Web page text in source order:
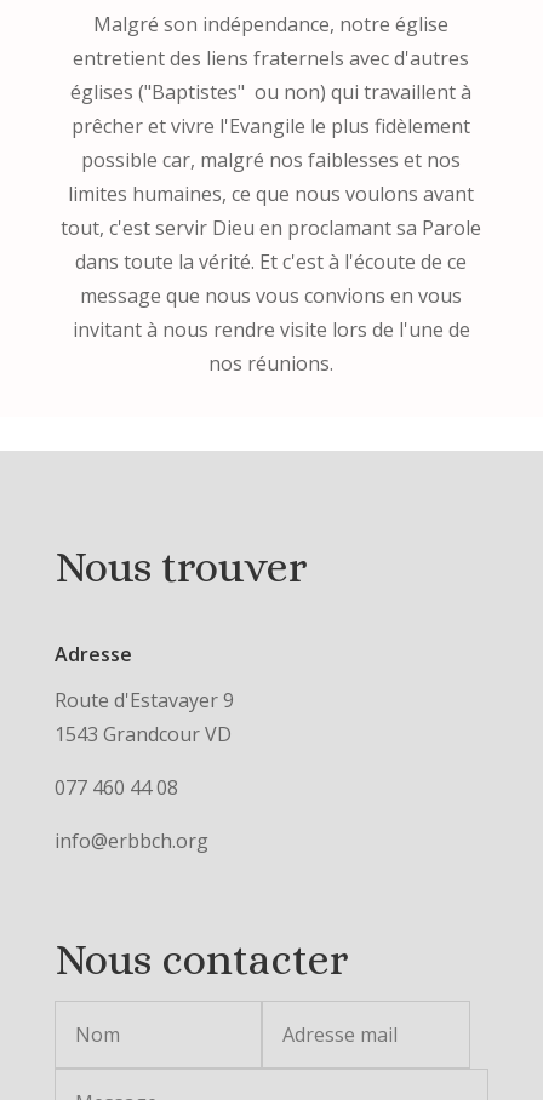
Malgré son indépendance, notre église
entretient des liens fraternels avec d'autres
églises ("Baptistes" ou non) qui travaillent à
prêcher et vivre l'Evangile le plus fidèlement
possible car, malgré nos faiblesses et nos
limites humaines, ce que nous voulons avant
tout, c'est servir Dieu en proclamant sa Parole
dans toute la vérité. Et c'est à l'écoute de ce
message que nous vous convions en vous
invitant à nous rendre visite lors de l'une de
nos réunions.
Nous trouver
Adresse
Route d'Estavayer 9
1543 Grandcour VD
077 460 44 08
info@erbbch.org
Nous contacter